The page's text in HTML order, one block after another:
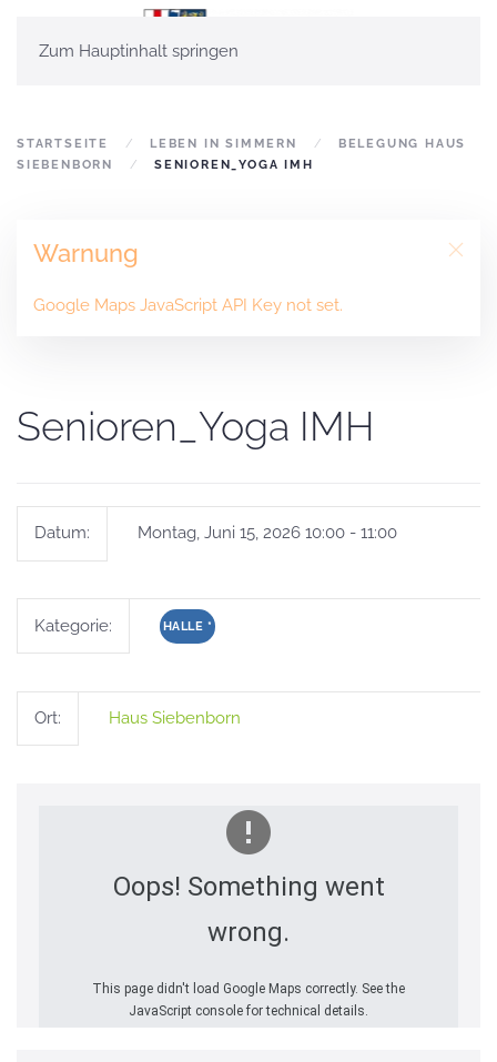
Zum Hauptinhalt springen
STARTSEITE LEBEN IN SIMMERN
BELEGUNG HAUS
SIEBENBORN
SENIOREN_YOGA IMH
Warnung
Google Maps JavaScript API Key not set.
Senioren_Yoga IMH
Datum: Montag, Juni 15, 2026 10:00 - 11:00
Kategorie: HALLE *
Ort: Haus Siebenborn
Oops! Something went
wrong.
This page didn't load Google Maps correctly. See the
JavaScript console for technical details.